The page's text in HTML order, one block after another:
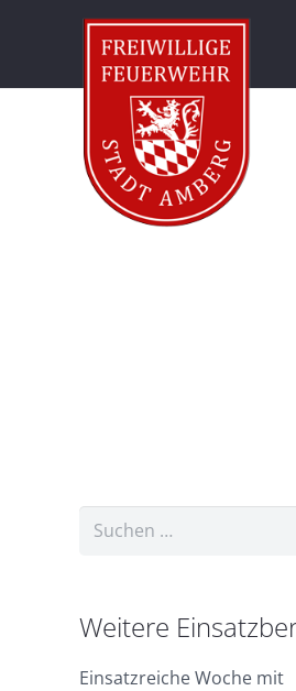
Suchen
Weitere
Einsatzreiche Woche mit